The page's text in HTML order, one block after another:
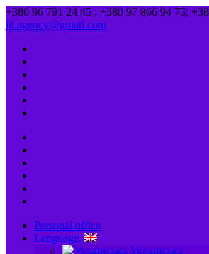
+380 96 791 24 45 ; +380 97 866 94 75;
jit.agency@gmail.com
Personal office
Language:
Українська